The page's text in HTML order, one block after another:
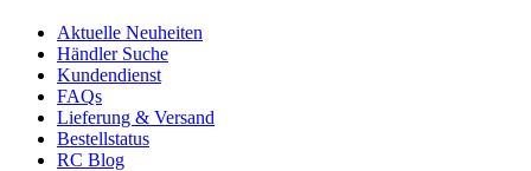
Aktuelle Neuheiten
Händler Suche
Kundendienst
FAQs
Lieferung & Versand
Bestellstatus
RC Blog